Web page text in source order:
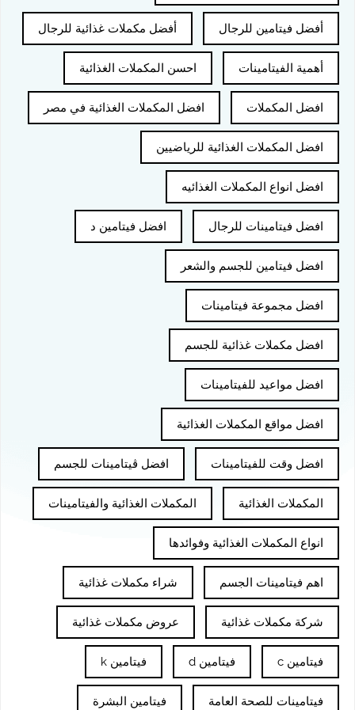
أفضل فيتامين للرجال أفضل مكملات غذائية للرجال
أهمية الفيتامينات احسن المكملات الغذائية
افضل المكملات افضل المكملات الغذائية في مصر
افضل المكملات الغذائية للرياضيين
افضل انواع المكملات الغذائيه
افضل فيتامينات للرجال افضل فيتامين د
افضل فيتامين للجسم والشعر
افضل مجموعة فيتامينات
افضل مكملات غذائية للجسم
افضل مواعيد للفيتامينات
افضل مواقع المكملات الغذائية
افضل وقت للفيتامينات افضل ڤيتامينات للجسم
المكملات الغذائية المكملات الغذائية والفيتامينات
انواع المكملات الغذائية وفوائدها
اهم فيتامينات الجسم شراء مكملات غذائية
شركة مكملات غذائية عروض مكملات غذائية
فيتامين c فيتامين d فيتامين k
فيتامينات للصحة العامة فيتامين البشرة